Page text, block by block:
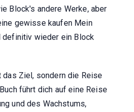
Block's andere Werke, aber
gewisse kaufen Mein
definitiv wieder ein Block
das Ziel, sondern die Reise
führt dich auf eine Reise
und des Wachstums,